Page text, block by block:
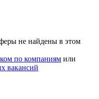
не найдены в этом
по компаниям или
вакансий